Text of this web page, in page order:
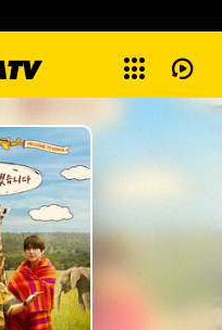
체보기